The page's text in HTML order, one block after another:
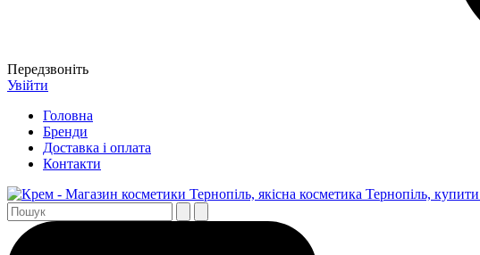
Передзвоніть
Увійти
Головна
Бренди
Доставка і оплата
Контакти